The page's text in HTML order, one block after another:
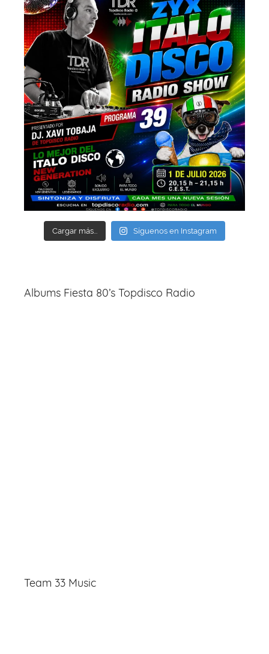
Cargar más... Síguenos en Instagram
Albums Fiesta 80’s Topdisco Radio
Team 33 Music